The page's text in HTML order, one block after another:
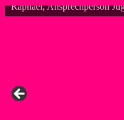
Raphael, Ansprechperson